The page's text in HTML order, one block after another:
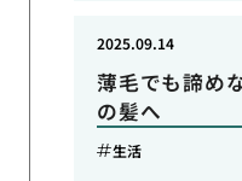
薄毛でも諦め
の髪へ
2025.09.14
生活